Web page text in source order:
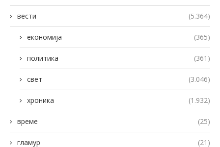
вести (5.364)
економија (365)
политика (361)
свет (3.046)
хроника (1.932)
време (25)
гламур (21)